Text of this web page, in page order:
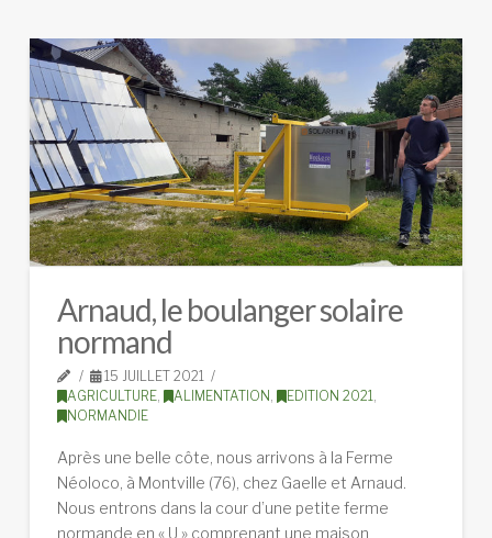
Arnaud, le boulanger solaire
normand
15 JUILLET 2021
AGRICULTURE, ALIMENTATION EDITION 2021
NORMANDIE
Après une belle côte, nous arrivons à la Ferme
Néoloco, à Montville (76), chez Gaelle et Arnaud.
Nous entrons dans la cour d’une petite ferme
normande en « U » comprenant une maison